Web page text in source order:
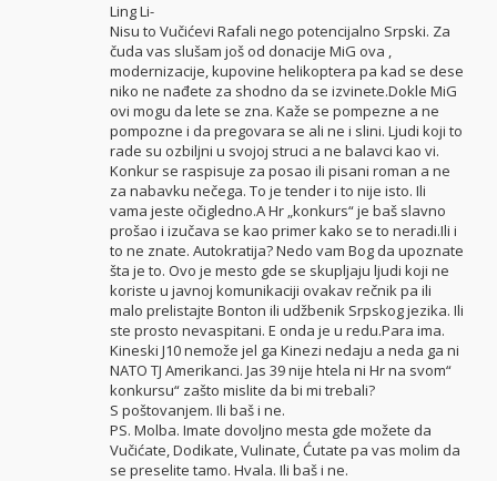
Ling Li-
Nisu to Vučićevi Rafali nego potencijalno Srpski. Za
čuda vas slušam još od donacije MiG ova ,
modernizacije, kupovine helikoptera pa kad se dese
niko ne nađete za shodno da se izvinete.Dokle MiG
ovi mogu da lete se zna. Kaže se pompezne a ne
pompozne i da pregovara se ali ne i slini. Ljudi koji to
rade su ozbiljni u svojoj struci a ne balavci kao vi.
Konkur se raspisuje za posao ili pisani roman a ne
za nabavku nečega. To je tender i to nije isto. Ili
vama jeste očigledno.A Hr „konkurs“ je baš slavno
prošao i izučava se kao primer kako se to neradi.Ili i
to ne znate. Autokratija? Nedo vam Bog da upoznate
šta je to. Ovo je mesto gde se skupljaju ljudi koji ne
koriste u javnoj komunikaciji ovakav rečnik pa ili
malo prelistajte Bonton ili udžbenik Srpskog jezika. Ili
ste prosto nevaspitani. E onda je u redu.Para ima.
Kineski J10 nemože jel ga Kinezi nedaju a neda ga ni
NATO TJ Amerikanci. Jas 39 nije htela ni Hr na svom“
konkursu“ zašto mislite da bi mi trebali?
S poštovanjem. Ili baš i ne.
PS. Molba. Imate dovoljno mesta gde možete da
Vučićate, Dodikate, Vulinate, Ćutate pa vas molim da
se preselite tamo. Hvala. Ili baš i ne.